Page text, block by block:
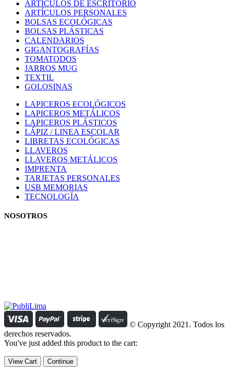
ARTÍCULOS DE ESCRITORIO
ARTÍCULOS PERSONALES
BOLSAS ECOLÓGICAS
BOLSAS PLÁSTICAS
CALENDARIOS
GIGANTOGRAFÍAS
TOMATODOS
JARROS MUG
TEXTIL
GOLOSINAS
LAPICEROS ECOLÓGICOS
LAPICEROS METÁLICOS
LAPICEROS PLÁSTICOS
LÁPIZ / LINEA ESCOLAR
LIBRETAS ECOLÓGICAS
LLAVEROS
LLAVEROS METÁLICOS
IMPRENTA
TARJETAS PERSONALES
USB MEMORIAS
TECNOLOGÍA
NOSOTROS
© Copyright 2021. Todos los
derechos reservados.
You've just added this product to the cart:
View Cart Continue